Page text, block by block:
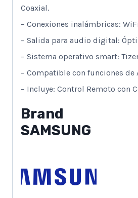
Coaxial.
– Conexiones inalámbricas:
– Salida para audio digital:
– Sistema operativo smart:
– Compatible con funciones de
– Incluye: Control Remoto con
Brand
SAMSUNG